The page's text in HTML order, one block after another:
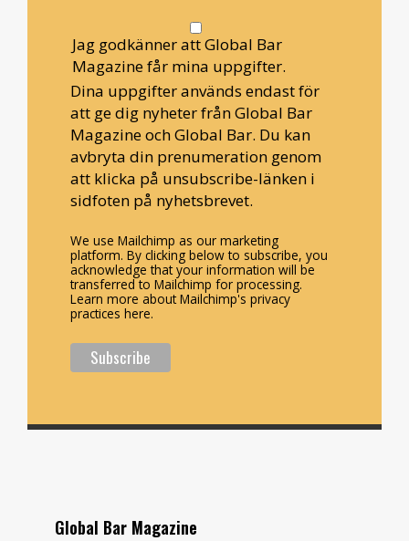
Jag godkänner att Global Bar
Magazine får mina uppgifter.
Dina uppgifter används endast för
att ge dig nyheter från Global Bar
Magazine och Global Bar. Du kan
avbryta din prenumeration genom
att klicka på unsubscribe-länken i
sidfoten på nyhetsbrevet.
We use Mailchimp as our marketing
platform. By clicking below to subscribe, you
acknowledge that your information will be
transferred to Mailchimp for processing.
Learn more about Mailchimp's privacy
practices here.
Global Bar Magazine